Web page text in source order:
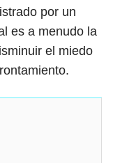
por un
es a menudo la
el miedo